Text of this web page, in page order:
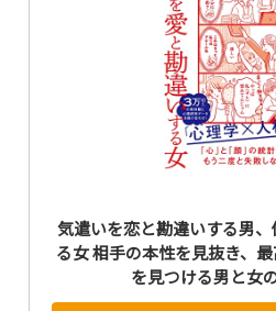
気遣いを恋と勘違いする男
る女 相手の本性を見抜き、
を見つける男と女